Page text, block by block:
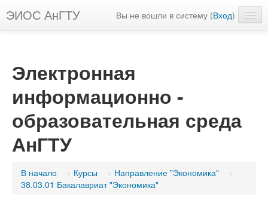
ЭИОС АнГТУ Вы не вошли в систему (Вход)
Электронная
информационно -
образовательная среда
АнГТУ
В начало → Курсы → Направление "Экономика" →
38.03.01 Бакалавриат "Экономика"